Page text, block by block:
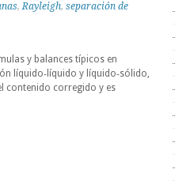
,Rayleigh, separación de
y balances típicos en
líquido‑líquido y líquido‑sólido,
contenido corregido y es